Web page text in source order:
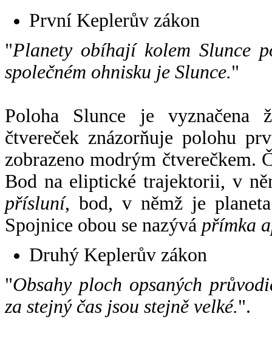
První Keplerův zákon
"Planety obíhají kolem Slunce
společném ohnisku je Slunce."
Poloha Slunce je vyznačena
čtvereček znázorňuje polohu
zobrazeno modrým čtverečkem.
Bod na eliptické trajektorii, v
přísluní, bod, v němž je
Spojnice obou se nazývá přímka
Druhý Keplerův zákon
"Obsahy ploch opsaných
za stejný čas jsou stejně velké.".